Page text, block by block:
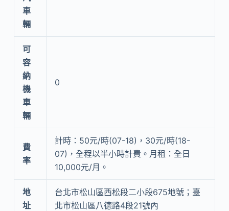
車
輛
可
容
納
機
車
輛
0
費
率
計時：50元/時(07-18)，30元/時(18-
07)，全程以半小時計費。月租：全日
10,000元/月。
地
址
台北市松山區西松段二小段675地號；臺
北市松山區八德路4段21號內